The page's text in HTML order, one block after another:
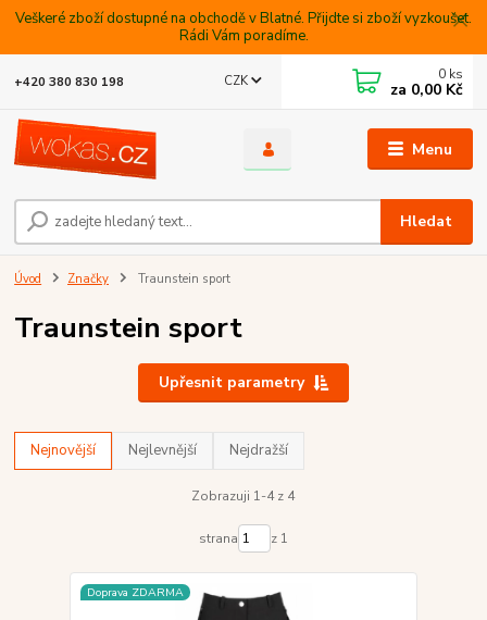
Veškeré zboží dostupné na obchodě v Blatné. Přijdte si zboží vyzkoušet.
Rádi Vám poradíme.
Menu
CZK
Hledat
+420 380 830 198 0 ks
za 0,00 Kč
Úvod Značky Traunstein sport
Traunstein sport
Upřesnit parametry
Nejnovější Nejlevnější Nejdražší
Zobrazuji 1-4 z 4
strana z 1
Doprava ZDARMA